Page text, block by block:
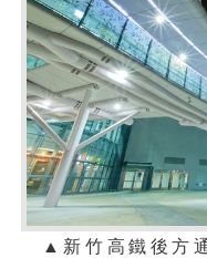
▲ 新竹 高鐵後方